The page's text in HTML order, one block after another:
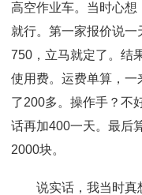
高空作业车。当时心
就行。第一家报价说
750，立马就定了。结
使用费。运费单算，
了200多。操作手？不
话再加400一天。最后
2000块。
说实话，我当时真